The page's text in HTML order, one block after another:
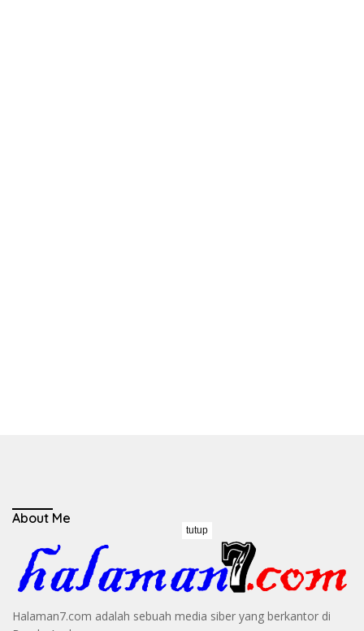
About Me
Halaman7.com adalah sebuah media siber yang berkantor di
tutup